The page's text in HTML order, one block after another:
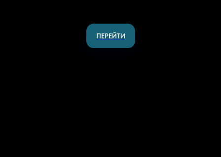
ПЕРЕЙТИ